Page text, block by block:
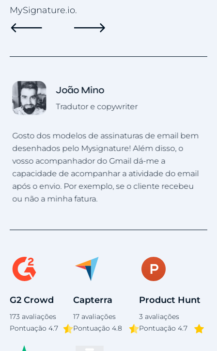
Roman Hotsiak
Marketing por email e SMS
Tive uma ótima experiência. O Mysignature é
muito simples e personalizável! Posso facilmente
criar uma assinatura profissional excelente para a
minha equipa. Obrigado à equipa de suporte
por ajudar na criação de uma assinatura para o
meu email comercial.
MySignature.io.
G2 Crowd
173 avaliações
Pontuação 4.7
Capterra
17 avaliações
Pontuação 4.8
Product Hunt
3 avaliações
Pontuação 4.7